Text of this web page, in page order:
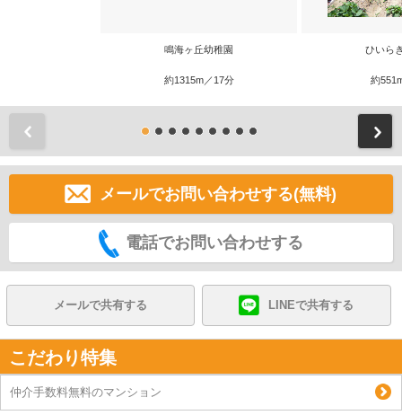
鳴海ヶ丘幼稚園
約1315m／17分
ひいら
約
メールでお問い合わせする(無料)
電話でお問い合わせする
メールで共有する LINEで共有する
こだわり特集
仲介手数料無料のマンション